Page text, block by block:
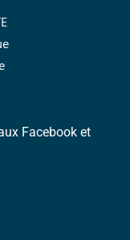
Facebook et